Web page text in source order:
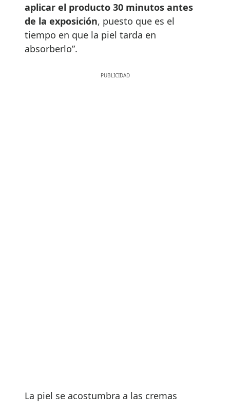
aplicar el producto 30 minutos antes
de la exposición, puesto que es el
tiempo en que la piel tarda en
absorberlo”.
La piel se acostumbra a las cremas